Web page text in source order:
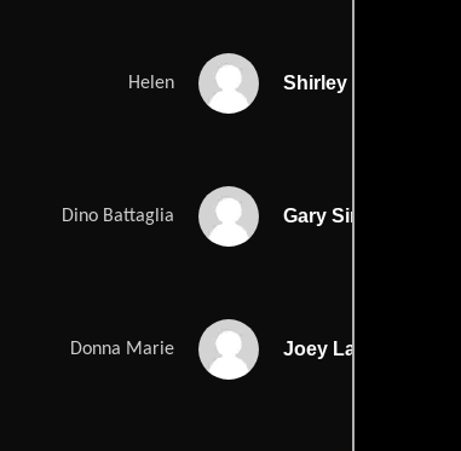
Helen Shirley MacLaine
Dino Battaglia Gary Sinise
Donna Marie Joey Lauren Adams